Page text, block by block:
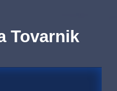
Tovarnik